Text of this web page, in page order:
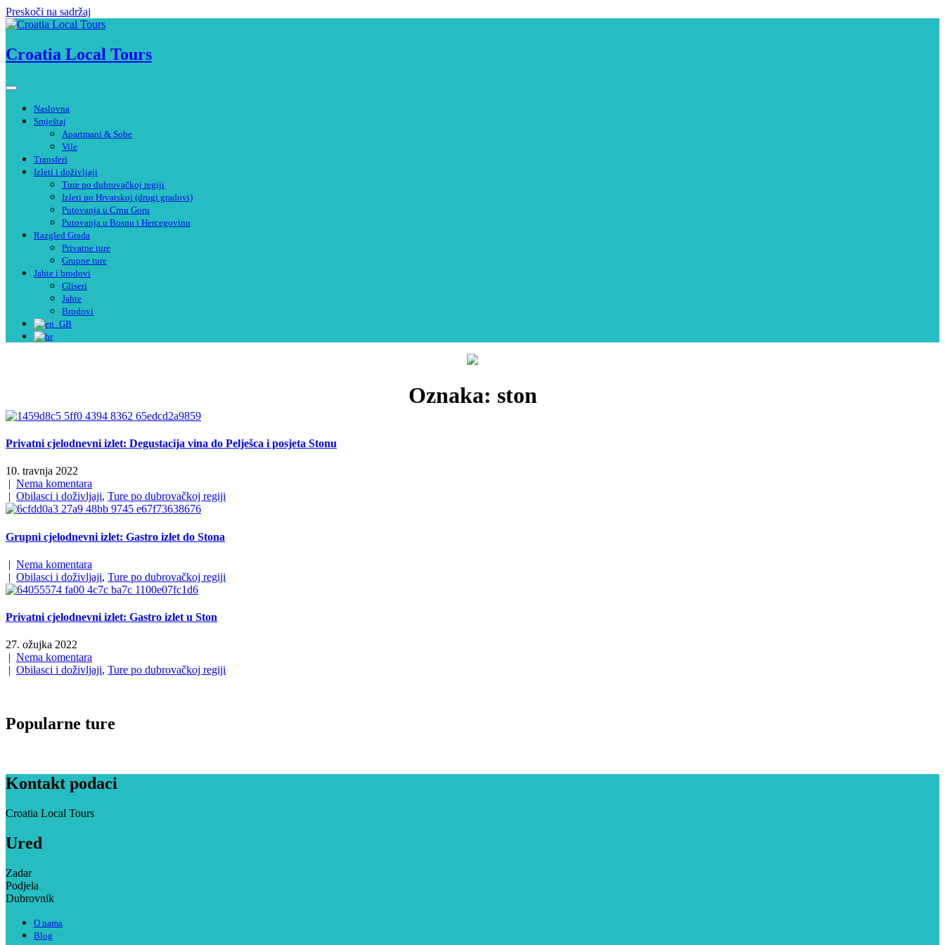
Preskoči na sadržaj
Croatia Local Tours
Naslovna
Smještaj
Apartmani & Sobe
Vile
Transferi
Izleti i doživljaji
Ture po dubrovačkoj regiji
Izleti po Hrvatskoj (drugi gradovi)
Putovanja u Crnu Goru
Putovanja u Bosnu i Hercegovinu
Razgled Grada
Privatne ture
Grupne ture
Jahte i brodovi
Gliseri
Jahte
Brodovi
Oznaka: ston
Privatni cjelodnevni izlet: Degustacija vina do Pelješca i posjeta Stonu
10. travnja 2022
| Nema komentara
| Obilasci i doživljaji, Ture po dubrovačkoj regiji
Grupni cjelodnevni izlet: Gastro izlet do Stona
| Nema komentara
| Obilasci i doživljaji, Ture po dubrovačkoj regiji
Privatni cjelodnevni izlet: Gastro izlet u Ston
27. ožujka 2022
| Nema komentara
| Obilasci i doživljaji, Ture po dubrovačkoj regiji
Popularne ture
Kontakt podaci
Croatia Local Tours
Ured
Zadar
Podjela
Dubrovnik
O nama
Blog